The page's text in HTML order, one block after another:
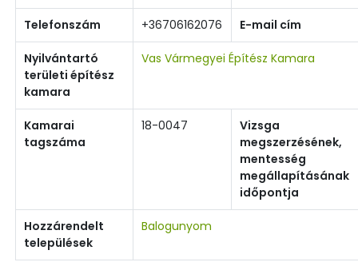
Telefonszám +36706162076 E-mail cím
Nyilvántartó
területi építész
kamara
Vas Vármegyei Építész Kamara
Kamarai
tagszáma
18-0047
Vizsga
megszerzésének,
mentesség
megállapításának
időpontja
Hozzárendelt
települések
Balogunyom